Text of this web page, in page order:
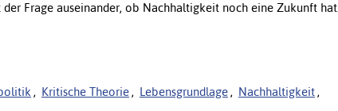
Frage auseinander, ob Nachhaltigkeit noch eine Zukunft hat.
, Kritische Theorie , Lebensgrundlage , Nachhaltigkeit ,